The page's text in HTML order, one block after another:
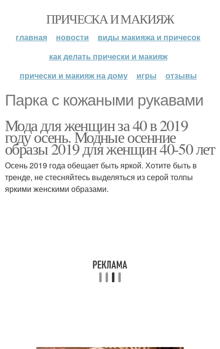
ПРИЧЕСКА И МАКИЯЖ
главная новости
виды макияжа и причесок
как делать прически и макияж
прически и макияж на дому
игры отзывы
Парка с кожаными рукавами
Мода для женщин за 40 в 2019
году осень. Модные осенние
образы 2019 для женщин 40-50 лет
Осень 2019 года обещает быть яркой. Хотите быть в
тренде, не стесняйтесь выделяться из серой толпы
яркими женскими образами.